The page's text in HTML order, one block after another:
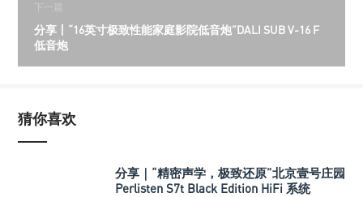
下一篇
分享丨“16英寸极致性能家庭影院低音炮”DALI SUB V-16 F
低音炮
猜你喜欢
分享｜“精密声学，极致还原”北京壹号庄园
Perlisten S7t Black Edition HiFi 系统